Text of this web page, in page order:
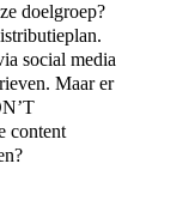
doelgroep?
social media
Maar er
content